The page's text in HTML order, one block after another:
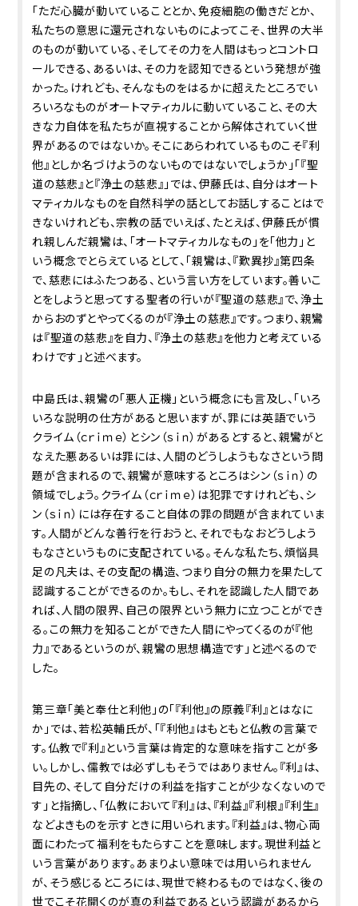
「ただ心臓が動いていることとか、免疫細胞の働きだとか、
私たちの意思に還元されないものによってこそ、世界の大半
のものが動いている、そしてその力を人間はもっとコントロ
ールできる、あるいは、その力を認知できるという発想が強
かった。けれども、そんなものをはるかに超えたところでい
ろいろなものがオートマティカルに動いていること、その大
きな力自体を私たちが直視することから解体されていく世
界があるのではないか。そこにあらわれているものこそ『利
他』としか名づけようのないものではないでしょうか」「『聖
道の慈悲』と『浄土の慈悲』」では、伊藤氏は、自分はオート
マティカルなものを自然科学の話としてお話しすることはで
きないけれども、宗教の話でいえば、たとえば、伊藤氏が慣
れ親しんだ親鸞は、「オートマティカルなもの」を「他力」と
いう概念でとらえているとして、「親鸞は、『歎異抄』第四条
で、慈悲にはふたつある、という言い方をしています。善いこ
とをしようと思ってする聖者の行いが『聖道の慈悲』で、浄土
からおのずとやってくるのが『浄土の慈悲』です。つまり、親鸞
は『聖道の慈悲』を自力、『浄土の慈悲』を他力と考えている
わけです」と述べます。
中島氏は、親鸞の「悪人正機」という概念にも言及し、「いろ
いろな説明の仕方があると思いますが、罪には英語でいう
クライム（ｃｒｉｍｅ）とシン（ｓｉｎ）があるとすると、親鸞がと
なえた悪あるいは罪には、人間のどうしようもなさという問
題が含まれるので、親鸞が意味するところはシン（ｓｉｎ）の
領域でしょう。クライム（ｃｒｉｍｅ）は犯罪ですけれども、シ
ン（ｓｉｎ）には存在すること自体の罪の問題が含まれていま
す。人間がどんな善行を行おうと、それでもなおどうしよう
もなさというものに支配されている。そんな私たち、煩悩具
足の凡夫は、その支配の構造、つまり自分の無力を果たして
認識することができるのか。もし、それを認識した人間であ
れば、人間の限界、自己の限界という無力に立つことができ
る。この無力を知ることができた人間にやってくるのが『他
力』であるというのが、親鸞の思想構造です」と述べるので
した。
第三章「美と奉仕と利他」の「『利他』の原義――『利』とはなに
か」では、若松英輔氏が、「『利他』はもともと仏教の言葉で
す。仏教で『利』という言葉は肯定的な意味を指すことが多
い。しかし、儒教では必ずしもそうではありません。『利』は、
目先の、そして自分だけの利益を指すことが少なくないので
す」と指摘し、「仏教において『利』は、『利益』『利根』『利生』
などよきものを示すときに用いられます。『利益』は、物心両
面にわたって福利をもたらすことを意味します。現世利益と
いう言葉があります。あまりよい意味では用いられません
が、そう感じるところには、現世で終わるものではなく、後の
世でこそ花開くのが真の利益であるという認識があるから